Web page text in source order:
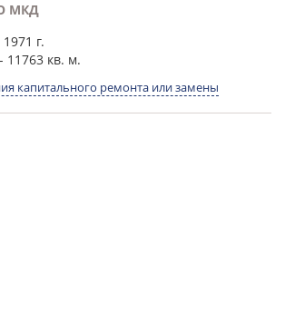
МКД
1971 г.
- 11763 кв. м.
капитального ремонта или замены